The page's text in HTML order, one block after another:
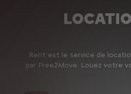
Rent est le service de
par Free2Move. Louez votre